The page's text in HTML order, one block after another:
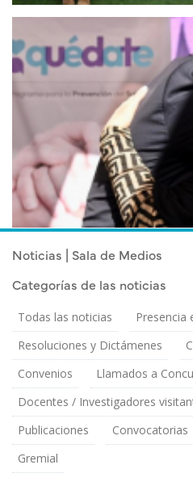
Noticias | Sala de Medios
Categorías de las noticias
Todas las noticias
Presencia
Resoluciones y Dictámenes
Convenios
Llamados a
Docentes / Investigadores
Publicaciones
Convocatorias
Gremial